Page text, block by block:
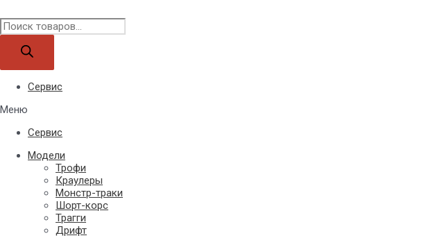
Поиск
товаров
Сервис
Меню
Сервис
Модели
Трофи
Краулеры
Монстр-траки
Шорт-корс
Трагги
Дрифт